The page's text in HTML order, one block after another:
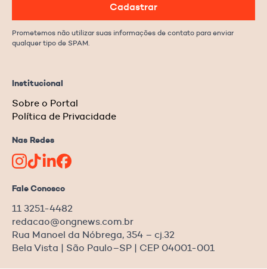
Institucional
Sobre o Portal
Política de Privacidade
Nas Redes
Fale Conosco
11 3251-4482
redacao@ongnews.com.br
Rua Manoel da Nóbrega, 354 – cj.32
Bela Vista | São Paulo–SP | CEP 04001-001
Cadastrar
Prometemos não utilizar suas informações de contato para enviar
qualquer tipo de SPAM.